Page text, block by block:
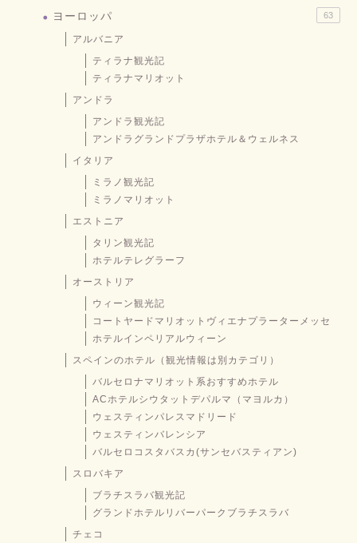
ヨーロッパ 63
アルバニア
ティラナ観光記
ティラナマリオット
アンドラ
アンドラ観光記
アンドラグランドプラザホテル＆ウェルネス
イタリア
ミラノ観光記
ミラノマリオット
エストニア
タリン観光記
ホテルテレグラーフ
オーストリア
ウィーン観光記
コートヤードマリオットヴィエナプラーターメッセ
ホテルインペリアルウィーン
スペインのホテル（観光情報は別カテゴリ）
バルセロナマリオット系おすすめホテル
ACホテルシウタットデパルマ（マヨルカ）
ウェスティンパレスマドリード
ウェスティンバレンシア
バルセロコスタバスカ(サンセバスティアン)
スロバキア
ブラチスラバ観光記
グランドホテルリバーパークブラチスラバ
チェコ